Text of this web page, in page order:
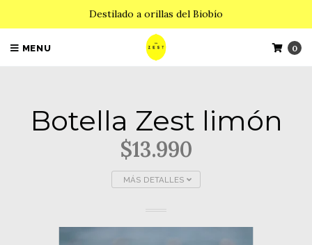
Destilado a orillas del Biobío
MENU 0
Botella Zest limón
$13.990
MÁS DETALLES